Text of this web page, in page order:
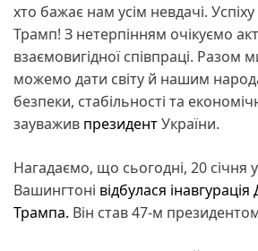
хто бажає нам усім невдачі.
Трамп! З нетерпінням очікуємо
взаємовигідної співпраці. Разом
можемо дати світу й нашим
безпеки, стабільності та
зауважив президентУкраїни.
Нагадаємо, що сьогодні, 20 січня у
Вашингтоні відбулася
Трампа. Він став 47-м